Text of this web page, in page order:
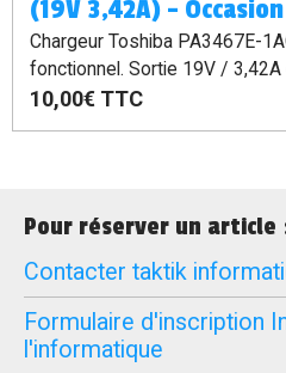
(19V 3,42A) –
1,20 m inclus
Chargeur Toshiba PA3467E-
fonctionnel. Sortie 19V / 3,42A
10,00€ TTC
Pour réserver un article
Contacter taktik
Formulaire d'inscription
l'informatique